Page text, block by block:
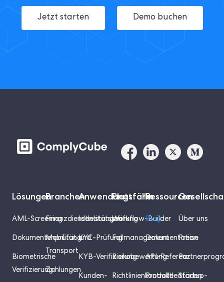
Jetzt starten Demo buchen
Lösungen
AML-Screening
Dokumentenprüfung
Biometrische
Verifizierung
Branchen
Finanzdienstleistungen
Mobilität und
Transport
Zahlungen
Anwendungsfälle
Identitätsprüfung
KYC-Prüfung
KYB-Verifizierung
Kunden-
Plattform
Workflow-Builder
Fallmanagement
Risikobewertung
Richtlinienkontrolle
Ressourcen
Blog
Dokumentation
API-Referenz
Produktleitfäden
Über uns
Preise
Startup-